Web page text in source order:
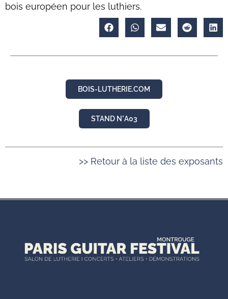
bois européen pour les luthiers.
BOIS-LUTHERIE.COM
STAND N°A03
>> Retour à la liste des exposants